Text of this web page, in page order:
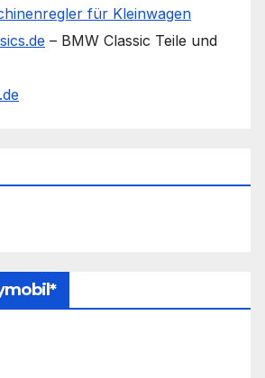
für Kleinwagen
– BMW Classic Teile und